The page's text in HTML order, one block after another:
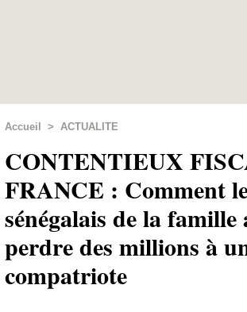
Accueil > ACTUALITE
CONTENTIEUX
FRANCE : Comment
sénégalais de la
perdre des millions à
compatriote